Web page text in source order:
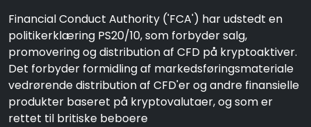
Financial Conduct Authority ('FCA') har udstedt en
politikerklæring PS20/10, som forbyder salg,
promovering og distribution af CFD på kryptoaktiver.
Det forbyder formidling af markedsføringsmateriale
vedrørende distribution af CFD'er og andre finansielle
produkter baseret på kryptovalutaer, og som er
rettet til britiske beboere